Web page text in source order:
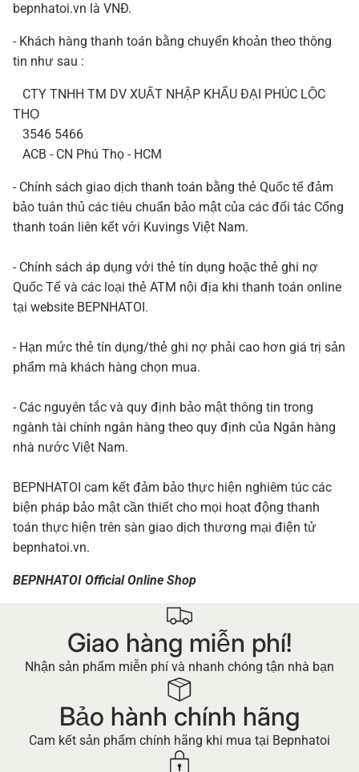
bepnhatoi.vn là VNĐ.
- Khách hàng thanh toán bằng chuyển khoản theo thông
tin như sau :
CTY TNHH TM DV XUẤT NHẬP KHẨU ĐẠI PHÚC LỘC
THỌ
3546 5466
ACB - CN Phú Thọ - HCM
- Chính sách giao dịch thanh toán bằng thẻ Quốc tế đảm
bảo tuân thủ các tiêu chuẩn bảo mật của các đối tác Cổng
thanh toán liên kết với Kuvings Việt Nam.
- Chính sách áp dụng với thẻ tín dụng hoặc thẻ ghi nợ
Quốc Tế và các loại thẻ ATM nội địa khi thanh toán online
tại website BEPNHATOI.
- Hạn mức thẻ tín dụng/thẻ ghi nợ phải cao hơn giá trị sản
phẩm mà khách hàng chọn mua.
- Các nguyên tắc và quy định bảo mật thông tin trong
ngành tài chính ngân hàng theo quy định của Ngân hàng
nhà nước Việt Nam.
BEPNHATOI cam kết đảm bảo thực hiện nghiêm túc các
biện pháp bảo mật cần thiết cho mọi hoạt động thanh
toán thực hiện trên sàn giao dịch thương mại điện tử
bepnhatoi.vn.
BEPNHATOI Official Online Shop
Giao hàng miễn phí!
Nhận sản phẩm miễn phí và nhanh chóng tận nhà bạn
Bảo hành chính hãng
Cam kết sản phẩm chính hãng khi mua tại Bepnhatoi